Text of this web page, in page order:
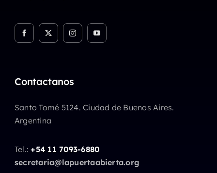
Contactanos
Santo Tomé 5124. Ciudad de Buenos Aires.
Argentina
Tel.:+54 11 7093-6880
secretaria@lapuertaabierta.org